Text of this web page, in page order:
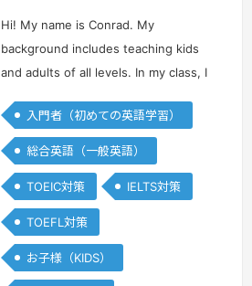
ピ
ン
ピ
ン
Hi! My name is Conrad. My
background includes teaching kids
and adults of all levels. In my class, I
classes are always fun and helps you
practice your English skills…
る »
入門者（初めての英語学習）
総合英語（一般英語）
TOEIC対策 IELTS対策
TOEFL対策
お子様（KIDS）